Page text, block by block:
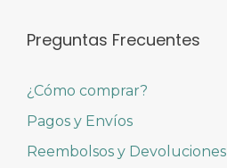
Preguntas Frecuentes
¿Cómo comprar?
Pagos y Envíos
Reembolsos y Devoluciones